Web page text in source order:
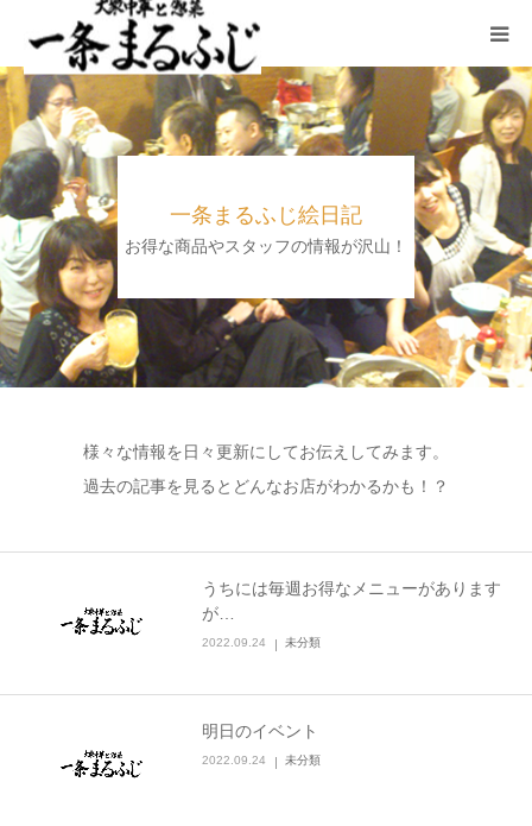
一条まるふじ絵日記
お得な商品やスタッフの情報が沢山！
様々な情報を日々更新にしてお伝えしてみます。
過去の記事を見るとどんなお店がわかるかも！？
うちには毎週お得なメニューがあります
が…
2022.09.24 未分類
明日のイベント
2022.09.24 未分類
HOME
まるふじ絵日記
夜メニュー
宴会
ランチ
採用情報